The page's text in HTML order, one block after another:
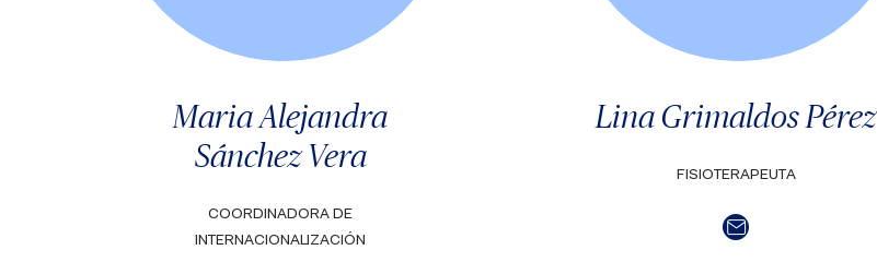
Maria Alejandra
Sánchez Vera
COORDINADORA DE
INTERNACIONALIZACIÓN
Lina Grimaldos Pérez
FISIOTERAPEUTA